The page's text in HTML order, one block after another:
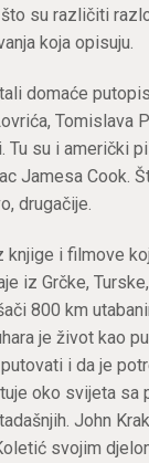
su različiti
koja opisuju.
domaće
Tomislava
Tu su i američki
Jamesa Cook.
drugačije.
knjige i filmove
iz Grčke,
800 km
je život kao
i da je
oko svijeta sa
John
svojim